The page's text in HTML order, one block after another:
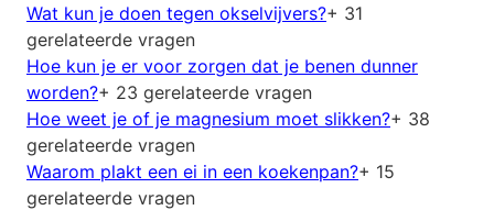
Wat kun je doen tegen okselvijvers?+ 31
gerelateerde vragen
Hoe kun je er voor zorgen dat je benen dunner
worden?+ 23 gerelateerde vragen
Hoe weet je of je magnesium moet slikken?+ 38
gerelateerde vragen
Waarom plakt een ei in een koekenpan?+ 15
gerelateerde vragen